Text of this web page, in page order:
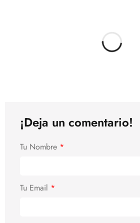
¡Deja un comentario!
Tu Nombre *
Tu Email *